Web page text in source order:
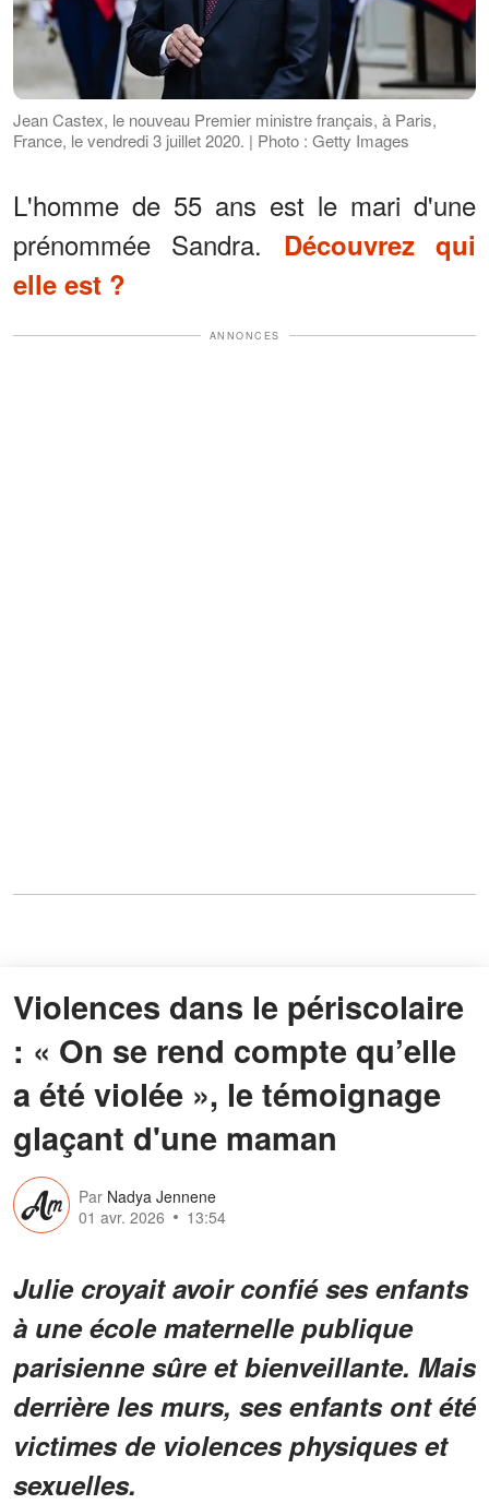
Jean Castex, le nouveau Premier ministre français, à Paris,
France, le vendredi 3 juillet 2020. | Photo : Getty Images
L'homme de 55 ans est le mari d'une
prénommée Sandra. Découvrez qui
elle est ?
ANNONCES
Violences dans le périscolaire
: « On se rend compte qu’elle
a été violée », le témoignage
glaçant d'une maman
Par Nadya Jennene
01 avr. 2026
13:54
Julie croyait avoir confié ses enfants
à une école maternelle publique
parisienne sûre et bienveillante. Mais
derrière les murs, ses enfants ont été
victimes de violences physiques et
sexuelles.